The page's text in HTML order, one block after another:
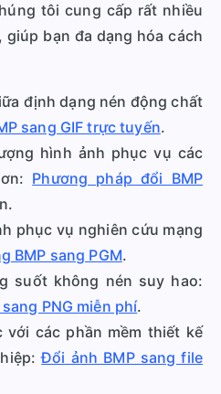
tôi cung cấp rất nhiều
bạn đa dạng hóa cách
định dạng nén động chất
sang GIF trực tuyến.
hình ảnh phục vụ các
Phương pháp đổi BMP
phục vụ nghiên cứu mạng
BMP sang PGM.
suốt không nén suy hao:
PNG miễn phí.
với các phần mềm thiết kế
Đổi ảnh BMP sang file